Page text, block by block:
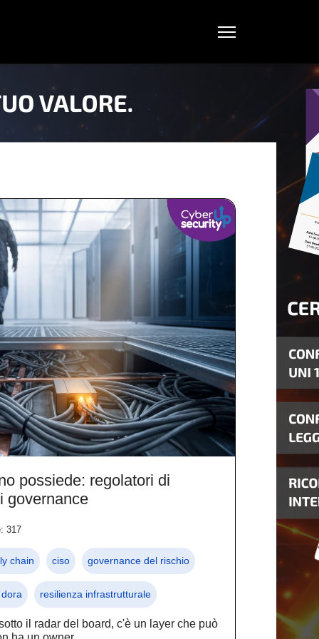
possiede: regolatori di
governance
317
chain ciso governance del rischio
resilienza infrastrutturale
il radar del board, c'è un layer che può